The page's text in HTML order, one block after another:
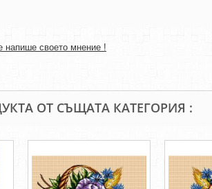
напише своето мнение !
ОТ СЪЩАТА КАТЕГОРИЯ :